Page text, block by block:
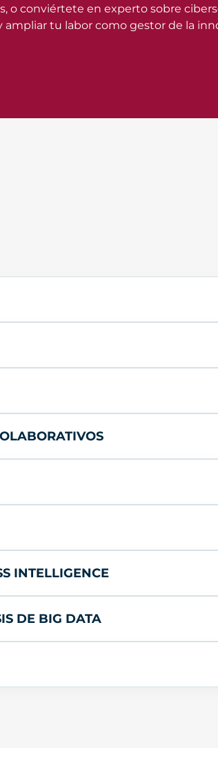
o conviértete en experto sobre
tu labor como gestor de la
INTELLIGENCE
DE BIG DATA